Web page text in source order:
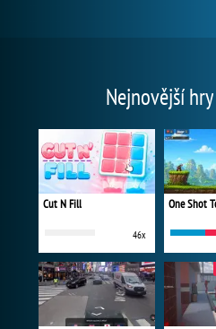
Nejnovější hry
Cut N Fill
46x